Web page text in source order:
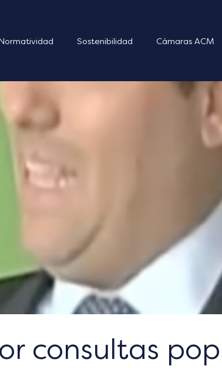
Sostenibilidad Cámaras ACM
consultas